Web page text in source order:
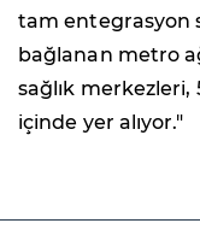
tam entegrasyon
bağlanan metro
sağlık
içinde yer alıyor."